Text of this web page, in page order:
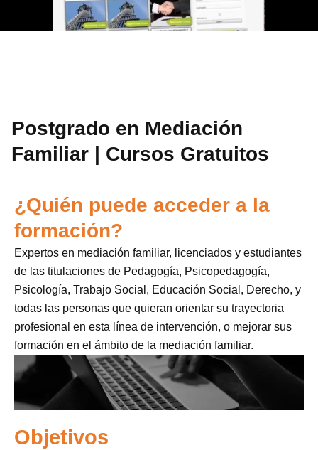
Postgrado en Mediación
Familiar | Cursos Gratuitos
¿Quién puede acceder a la
formación?
Expertos en mediación familiar, licenciados y estudiantes
de las titulaciones de Pedagogía, Psicopedagogía,
Psicología, Trabajo Social, Educación Social, Derecho, y
todas las personas que quieran orientar su trayectoria
profesional en esta línea de intervención, o mejorar sus
formación en el ámbito de la mediación familiar.
Objetivos